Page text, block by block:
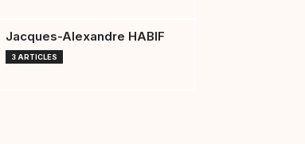
Jacques-Alexandre HABIF
3 ARTICLES